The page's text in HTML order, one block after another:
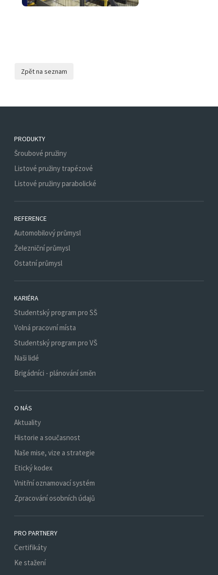
PRODUKTY
Šroubové pružiny
Listové pružiny trapézové
Listové pružiny parabolické
REFERENCE
Automobilový průmysl
Železniční průmysl
Ostatní průmysl
KARIÉRA
Studentský program pro SŠ
Volná pracovní místa
Studentský program pro VŠ
Naši lidé
Brigádníci - plánování směn
O NÁS
Aktuality
Historie a současnost
Naše mise, vize a strategie
Etický kodex
Vnitřní oznamovací systém
Zpracování osobních údajů
PRO PARTNERY
Certifikáty
Ke stažení